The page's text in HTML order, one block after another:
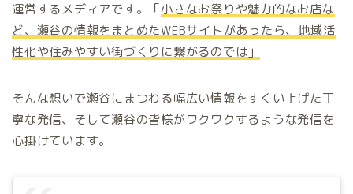
運営するメディアです。「小さなお祭りや魅力的なお店な
ど、瀬谷の情報をまとめたWEBサイトがあったら、地域活
性化や住みやすい街づくりに繋がるのでは」
そんな想いで瀬谷にまつわる幅広い情報をすくい上げた丁
寧な発信、そして瀬谷の皆様がワクワクするような発信を
心掛けています。